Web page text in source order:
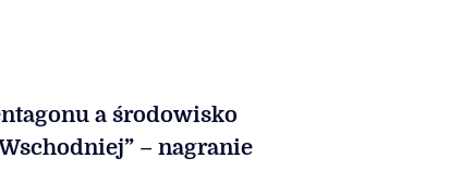
a środowisko
– nagranie